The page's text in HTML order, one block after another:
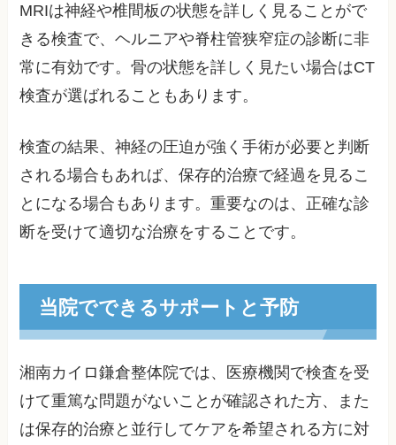
MRIは神経や椎間板の状態を詳しく見ることがで
きる検査で、ヘルニアや脊柱管狭窄症の診断に非
常に有効です。骨の状態を詳しく見たい場合はCT
検査が選ばれることもあります。
検査の結果、神経の圧迫が強く手術が必要と判断
される場合もあれば、保存的治療で経過を見るこ
とになる場合もあります。重要なのは、正確な診
断を受けて適切な治療をすることです。
当院でできるサポートと予防
湘南カイロ鎌倉整体院では、医療機関で検査を受
けて重篤な問題がないことが確認された方、また
は保存的治療と並行してケアを希望される方に対